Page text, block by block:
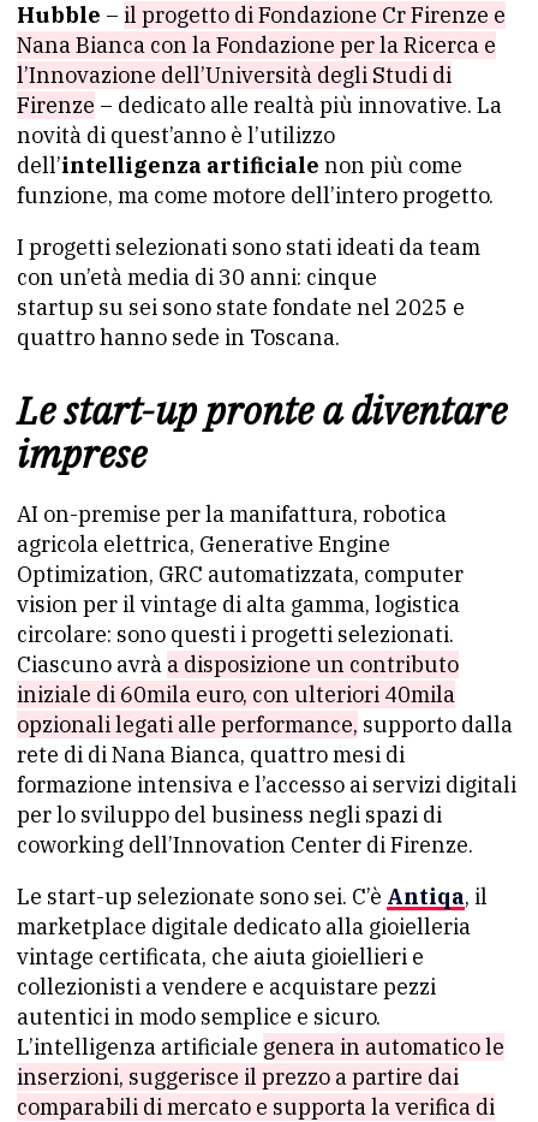
Hubble – il progetto di Fondazione Cr Firenze e
Nana Bianca con la Fondazione per la Ricerca e
l’Innovazione dell’Università degli Studi di
Firenze – dedicato alle realtà più innovative. La
novità di quest’anno è l’utilizzo
dell’intelligenza artificiale non più come
funzione, ma come motore dell’intero progetto.
I progetti selezionati sono stati ideati da team
con un’età media di 30 anni: cinque
startup su sei sono state fondate nel 2025 e
quattro hanno sede in Toscana.
Le start-up pronte a diventare
imprese
AI on-premise per la manifattura, robotica
agricola elettrica, Generative Engine
Optimization, GRC automatizzata, computer
vision per il vintage di alta gamma, logistica
circolare: sono questi i progetti selezionati.
Ciascuno avrà a disposizione un contributo
iniziale di 60mila euro, con ulteriori 40mila
opzionali legati alle performance, supporto dalla
rete di di Nana Bianca, quattro mesi di
formazione intensiva e l’accesso ai servizi digitali
per lo sviluppo del business negli spazi di
coworking dell’Innovation Center di Firenze.
Le start-up selezionate sono sei. C’è Antiqa, il
marketplace digitale dedicato alla gioielleria
vintage certificata, che aiuta gioiellieri e
collezionisti a vendere e acquistare pezzi
autentici in modo semplice e sicuro.
L’intelligenza artificiale genera in automatico le
inserzioni, suggerisce il prezzo a partire dai
comparabili di mercato e supporta la verifica di